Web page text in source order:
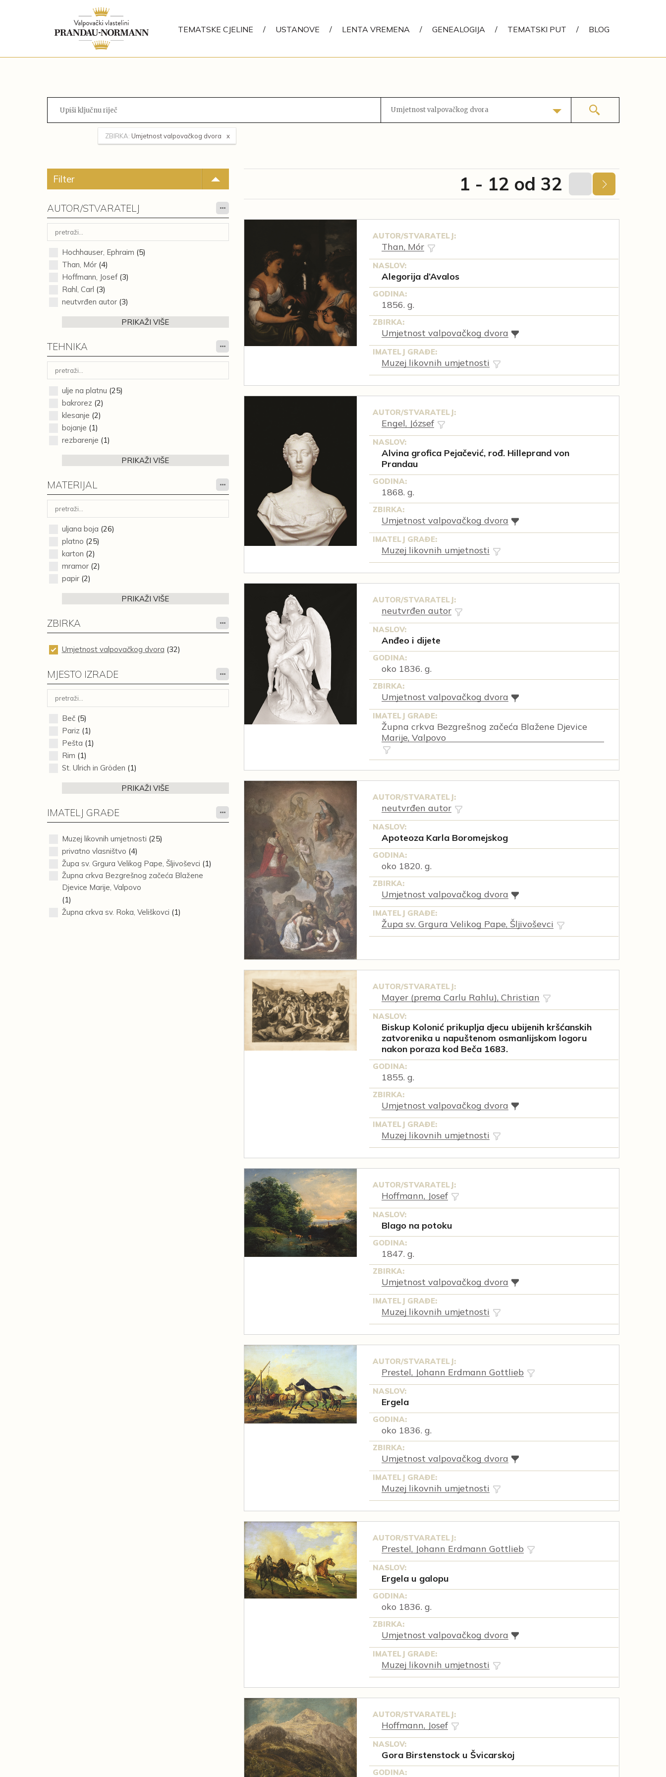
TEMATSKE CJELINE / USTANOVE / LENTA VREMENA / GENEALOGIJA / TEMATSKI PUT / BLOG
Umjetnost valpovačkog dvora
ZBIRKA: Umjetnost valpovačkog dvora
Filter
AUTOR/STVARATELJ
Hochhauser, Ephraim (5)
Than, Mór(4)
Hoffmann, Josef(3)
Rahl, Carl (3)
neutvrđen autor(3)
PRIKAŽI VIŠE
TEHNIKA
ulje na platnu (25)
bakrorez(2)
klesanje (2)
bojanje (1)
rezbarenje (1)
PRIKAŽI VIŠE
MATERIJAL
uljana boja (26)
platno (25)
karton (2)
mramor(2)
papir(2)
PRIKAŽI VIŠE
ZBIRKA
Umjetnost valpovačkog dvora (32)
MJESTO IZRADE
Beč(5)
Pariz(1)
Pešta (1)
Rim (1)
St. Ulrich in Gröden (1)
PRIKAŽI VIŠE
IMATELJ GRAĐE
Muzej likovnih umjetnosti (25)
privatno vlasništvo (4)
Župa sv. Grgura Velikog Pape, Šljivoševci (1)
Župna crkva Bezgrešnog začeća Blažene
Djevice Marije, Valpovo
(1)
Župna crkva sv. Roka, Veliškovci (1)
1 - 12 od 32
AUTOR/STVARATELJ:
Than, Mór
NASLOV:
Alegorija d’Avalos
GODINA:
1856. g.
ZBIRKA:
Umjetnost valpovačkog dvora
IMATELJ GRAĐE:
Muzej likovnih umjetnosti
AUTOR/STVARATELJ:
Engel, József
NASLOV:
Alvina grofica Pejačević, rođ. Hilleprand von
Prandau
GODINA:
1868. g.
ZBIRKA:
Umjetnost valpovačkog dvora
IMATELJ GRAĐE:
Muzej likovnih umjetnosti
AUTOR/STVARATELJ:
neutvrđen autor
NASLOV:
Anđeo i dijete
GODINA:
oko 1836. g.
ZBIRKA:
Umjetnost valpovačkog dvora
IMATELJ GRAĐE:
Župna crkva Bezgrešnog začeća Blažene Djevice
Marije, Valpovo
AUTOR/STVARATELJ:
neutvrđen autor
NASLOV:
Apoteoza Karla Boromejskog
GODINA:
oko 1820. g.
ZBIRKA:
Umjetnost valpovačkog dvora
IMATELJ GRAĐE:
Župa sv. Grgura Velikog Pape, Šljivoševci
AUTOR/STVARATELJ:
Mayer (prema Carlu Rahlu), Christian
NASLOV:
Biskup Kolonić prikuplja djecu ubijenih kršćanskih
zatvorenika u napuštenom osmanlijskom logoru
nakon poraza kod Beča 1683.
GODINA:
1855. g.
ZBIRKA:
Umjetnost valpovačkog dvora
IMATELJ GRAĐE:
Muzej likovnih umjetnosti
AUTOR/STVARATELJ:
Hoffmann, Josef
NASLOV:
Blago na potoku
GODINA:
1847. g.
ZBIRKA:
Umjetnost valpovačkog dvora
IMATELJ GRAĐE:
Muzej likovnih umjetnosti
AUTOR/STVARATELJ:
Prestel, Johann Erdmann Gottlieb
NASLOV:
Ergela
GODINA:
oko 1836. g.
ZBIRKA:
Umjetnost valpovačkog dvora
IMATELJ GRAĐE:
Muzej likovnih umjetnosti
AUTOR/STVARATELJ:
Prestel, Johann Erdmann Gottlieb
NASLOV:
Ergela u galopu
GODINA:
oko 1836. g.
ZBIRKA:
Umjetnost valpovačkog dvora
IMATELJ GRAĐE:
Muzej likovnih umjetnosti
AUTOR/STVARATELJ:
Hoffmann, Josef
NASLOV:
Gora Birstenstock u Švicarskoj
GODINA: